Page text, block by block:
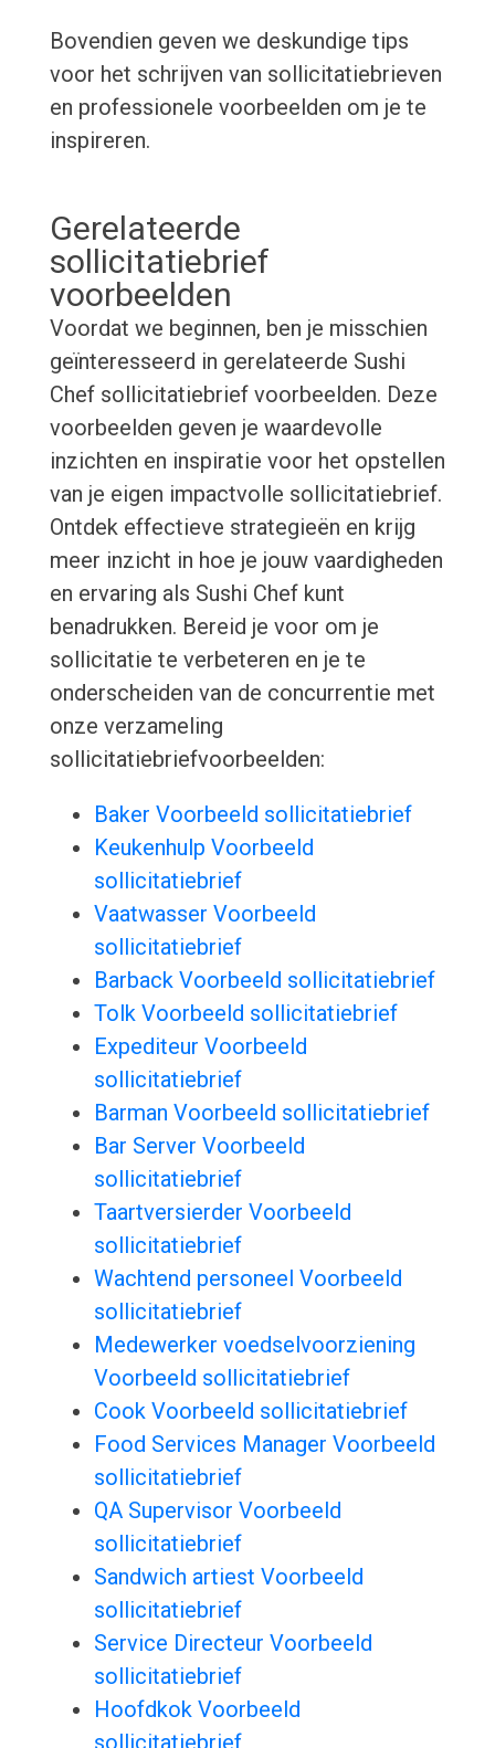
Bovendien geven we deskundige tips
voor het schrijven van sollicitatiebrieven
en professionele voorbeelden om je te
inspireren.
Gerelateerde
sollicitatiebrief
voorbeelden
Voordat we beginnen, ben je misschien
geïnteresseerd in gerelateerde Sushi
Chef sollicitatiebrief voorbeelden. Deze
voorbeelden geven je waardevolle
inzichten en inspiratie voor het opstellen
van je eigen impactvolle sollicitatiebrief.
Ontdek effectieve strategieën en krijg
meer inzicht in hoe je jouw vaardigheden
en ervaring als Sushi Chef kunt
benadrukken. Bereid je voor om je
sollicitatie te verbeteren en je te
onderscheiden van de concurrentie met
onze verzameling
sollicitatiebriefvoorbeelden:
Baker Voorbeeld sollicitatiebrief
Keukenhulp Voorbeeld
sollicitatiebrief
Vaatwasser Voorbeeld
sollicitatiebrief
Barback Voorbeeld sollicitatiebrief
Tolk Voorbeeld sollicitatiebrief
Expediteur Voorbeeld
sollicitatiebrief
Barman Voorbeeld sollicitatiebrief
Bar Server Voorbeeld
sollicitatiebrief
Taartversierder Voorbeeld
sollicitatiebrief
Wachtend personeel Voorbeeld
sollicitatiebrief
Medewerker voedselvoorziening
Voorbeeld sollicitatiebrief
Cook Voorbeeld sollicitatiebrief
Food Services Manager Voorbeeld
sollicitatiebrief
QA Supervisor Voorbeeld
sollicitatiebrief
Sandwich artiest Voorbeeld
sollicitatiebrief
Service Directeur Voorbeeld
sollicitatiebrief
Hoofdkok Voorbeeld
sollicitatiebrief